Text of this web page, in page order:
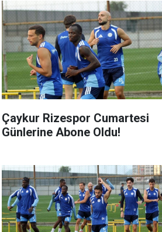
Çaykur Rizespor Cumartesi
Günlerine Abone Oldu!